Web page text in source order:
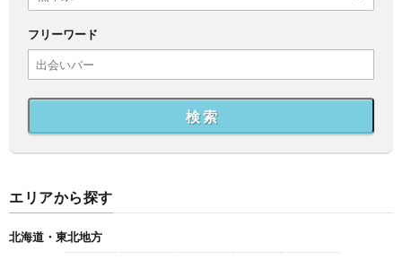
フリーワード
検 索
エリアから探す
北海道・東北地方